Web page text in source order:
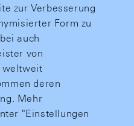
zur Verbesserung
Form zu
auch
von
weltweit
deren
Mehr
"Einstellungen